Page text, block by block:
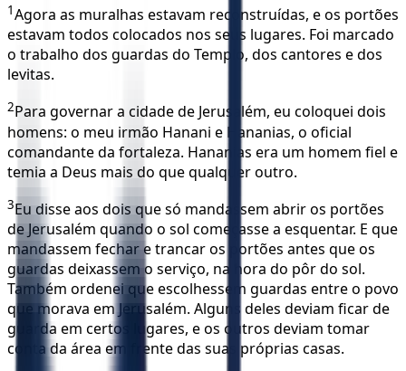
1Agora as muralhas estavam reconstruídas, e os portões
estavam todos colocados nos seus lugares. Foi marcado
o trabalho dos guardas do Templo, dos cantores e dos
levitas.
2Para governar a cidade de Jerusalém, eu coloquei dois
homens: o meu irmão Hanani e Hananias, o oficial
comandante da fortaleza. Hananias era um homem fiel e
temia a Deus mais do que qualquer outro.
3Eu disse aos dois que só mandassem abrir os portões
de Jerusalém quando o sol começasse a esquentar. E que
mandassem fechar e trancar os portões antes que os
guardas deixassem o serviço, na hora do pôr do sol.
Também ordenei que escolhessem guardas entre o povo
que morava em Jerusalém. Alguns deles deviam ficar de
guarda em certos lugares, e os outros deviam tomar
conta da área em frente das suas próprias casas.